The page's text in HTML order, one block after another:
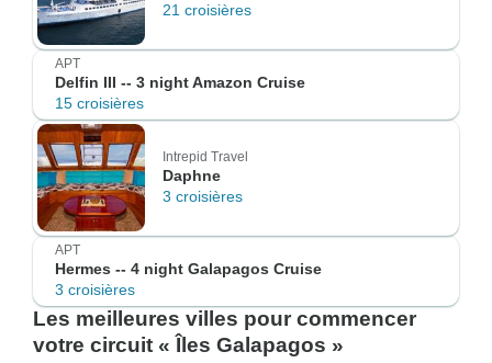
21 croisières
APT
Delfin III -- 3 night Amazon Cruise
15 croisières
Intrepid Travel
Daphne
3 croisières
APT
Hermes -- 4 night Galapagos Cruise
3 croisières
Les meilleures villes pour commencer
votre circuit « Îles Galapagos »